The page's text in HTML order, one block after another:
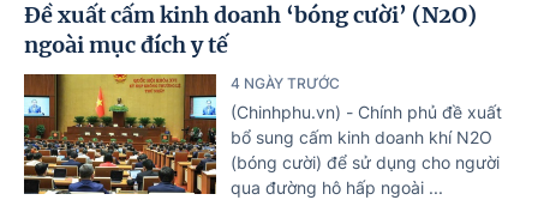
Đề xuất cấm kinh doanh ‘bóng cười’ (N2O)
ngoài mục đích y tế
4 NGÀY TRƯỚC
(Chinhphu.vn) - Chính phủ đề xuất
bổ sung cấm kinh doanh khí N2O
(bóng cười) để sử dụng cho người
qua đường hô hấp ngoài ...